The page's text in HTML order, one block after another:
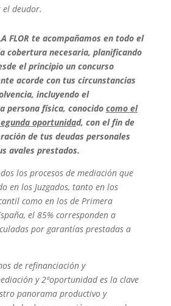
el deudor.
FLOR te acompañamos en todo el
cobertura necesaria, planificando
el principio un concurso
acorde con tus circunstancias
incluyendo el
persona física, conocido como el
oportunidad, con el fin de
de tus deudas personales
avales prestados.
los procesos de mediación que
en los Juzgados, tanto en los
como en los de Primera
el 85% corresponden a
por garantías prestadas a
de refinanciación y
y 2ªoportunidad es la clave
panorama productivo y